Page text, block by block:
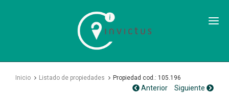
Inmobiliaria
Inicio Listado de propiedades Propiedad cod.: 105.196
Anterior Siguiente